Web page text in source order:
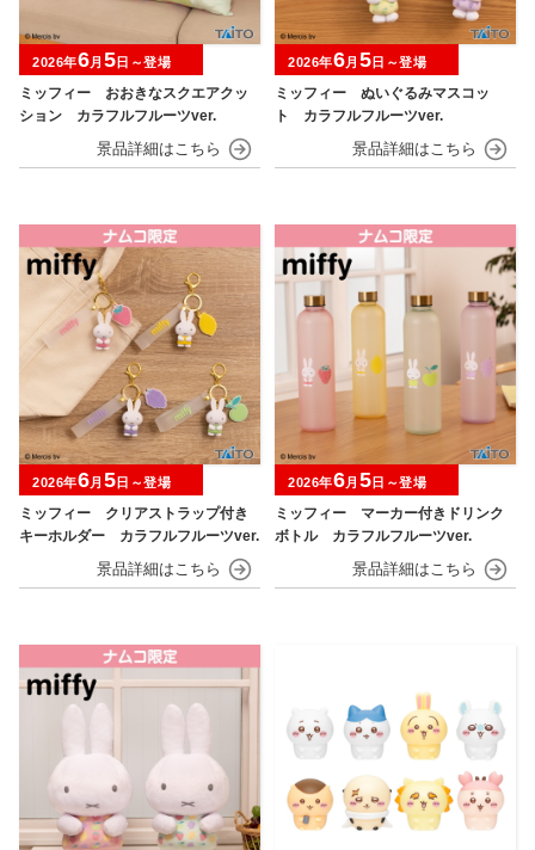
ミッフィー おおきなスクエアクッ
ション カラフルフルーツver.
2026年6月 5日～登場
ミッフィー ぬいぐるみマスコッ
ト カラフルフルーツver.
2026年6月 5日～登場
ミッフィー クリアストラップ付き
キーホルダー カラフルフルーツver.
2026年6月 5 日～登場
ミッフィー マーカー付きドリンク
ボトル カラフルフルーツver.
2026年6月 5 日～登場